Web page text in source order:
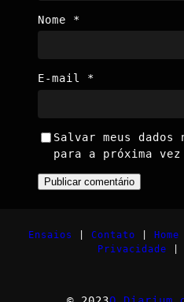
Nome *
E-mail *
Salvar meus dados
para a próxima
Ensaios Contato
Privacidade